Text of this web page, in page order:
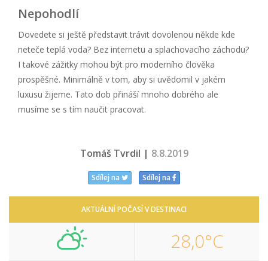
Nepohodlí
Dovedete si ještě představit trávit dovolenou někde kde
neteče teplá voda? Bez internetu a splachovacího záchodu?
I takové zážitky mohou být pro moderního člověka
prospěšné. Minimálně v tom, aby si uvědomil v jakém
luxusu žijeme. Tato dob přináší mnoho dobrého ale
musíme se s tím naučit pracovat.
Tomáš Tvrdil | 8.8.2019
Sdílej na Sdílej na
AKTUÁLNÍ POČASÍ V DESTINACI
28,0°C